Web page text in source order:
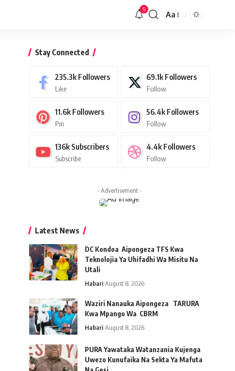
5
Font
Aa
Stay Connected
235.3k Followers
Like
69.1k Followers
Follow
11.6k Followers
Pin
56.4k Followers
Follow
136k Subscribers
Subscribe
4.4k Followers
Follow
- Advertisement -
Latest News
DC Kondoa Aipongeza TFS Kwa
Teknolojia Ya Uhifadhi Wa Misitu Na
Utali
Habari August 8, 2026
Waziri Nanauka Aipongeza TARURA
Kwa Mpango Wa CBRM ‎
Habari August 8, 2026
PURA Yawataka Watanzania Kujenga
Uwezo Kunufaika Na Sekta Ya Mafuta